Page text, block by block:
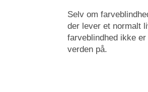
Selv om
der lever et normalt
farveblindhed ikke
verden på.